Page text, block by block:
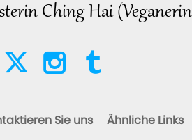
162
Ching Hai
Sie uns Ähnliche Links